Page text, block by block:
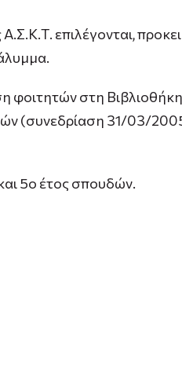
επιλέγονται,
στη Βιβλιοθήκη
(συνεδρίαση 31/03/
5ο έτος σπουδών.